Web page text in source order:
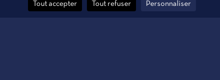
Contact
Tout accepter
Tout refuser Personnaliser